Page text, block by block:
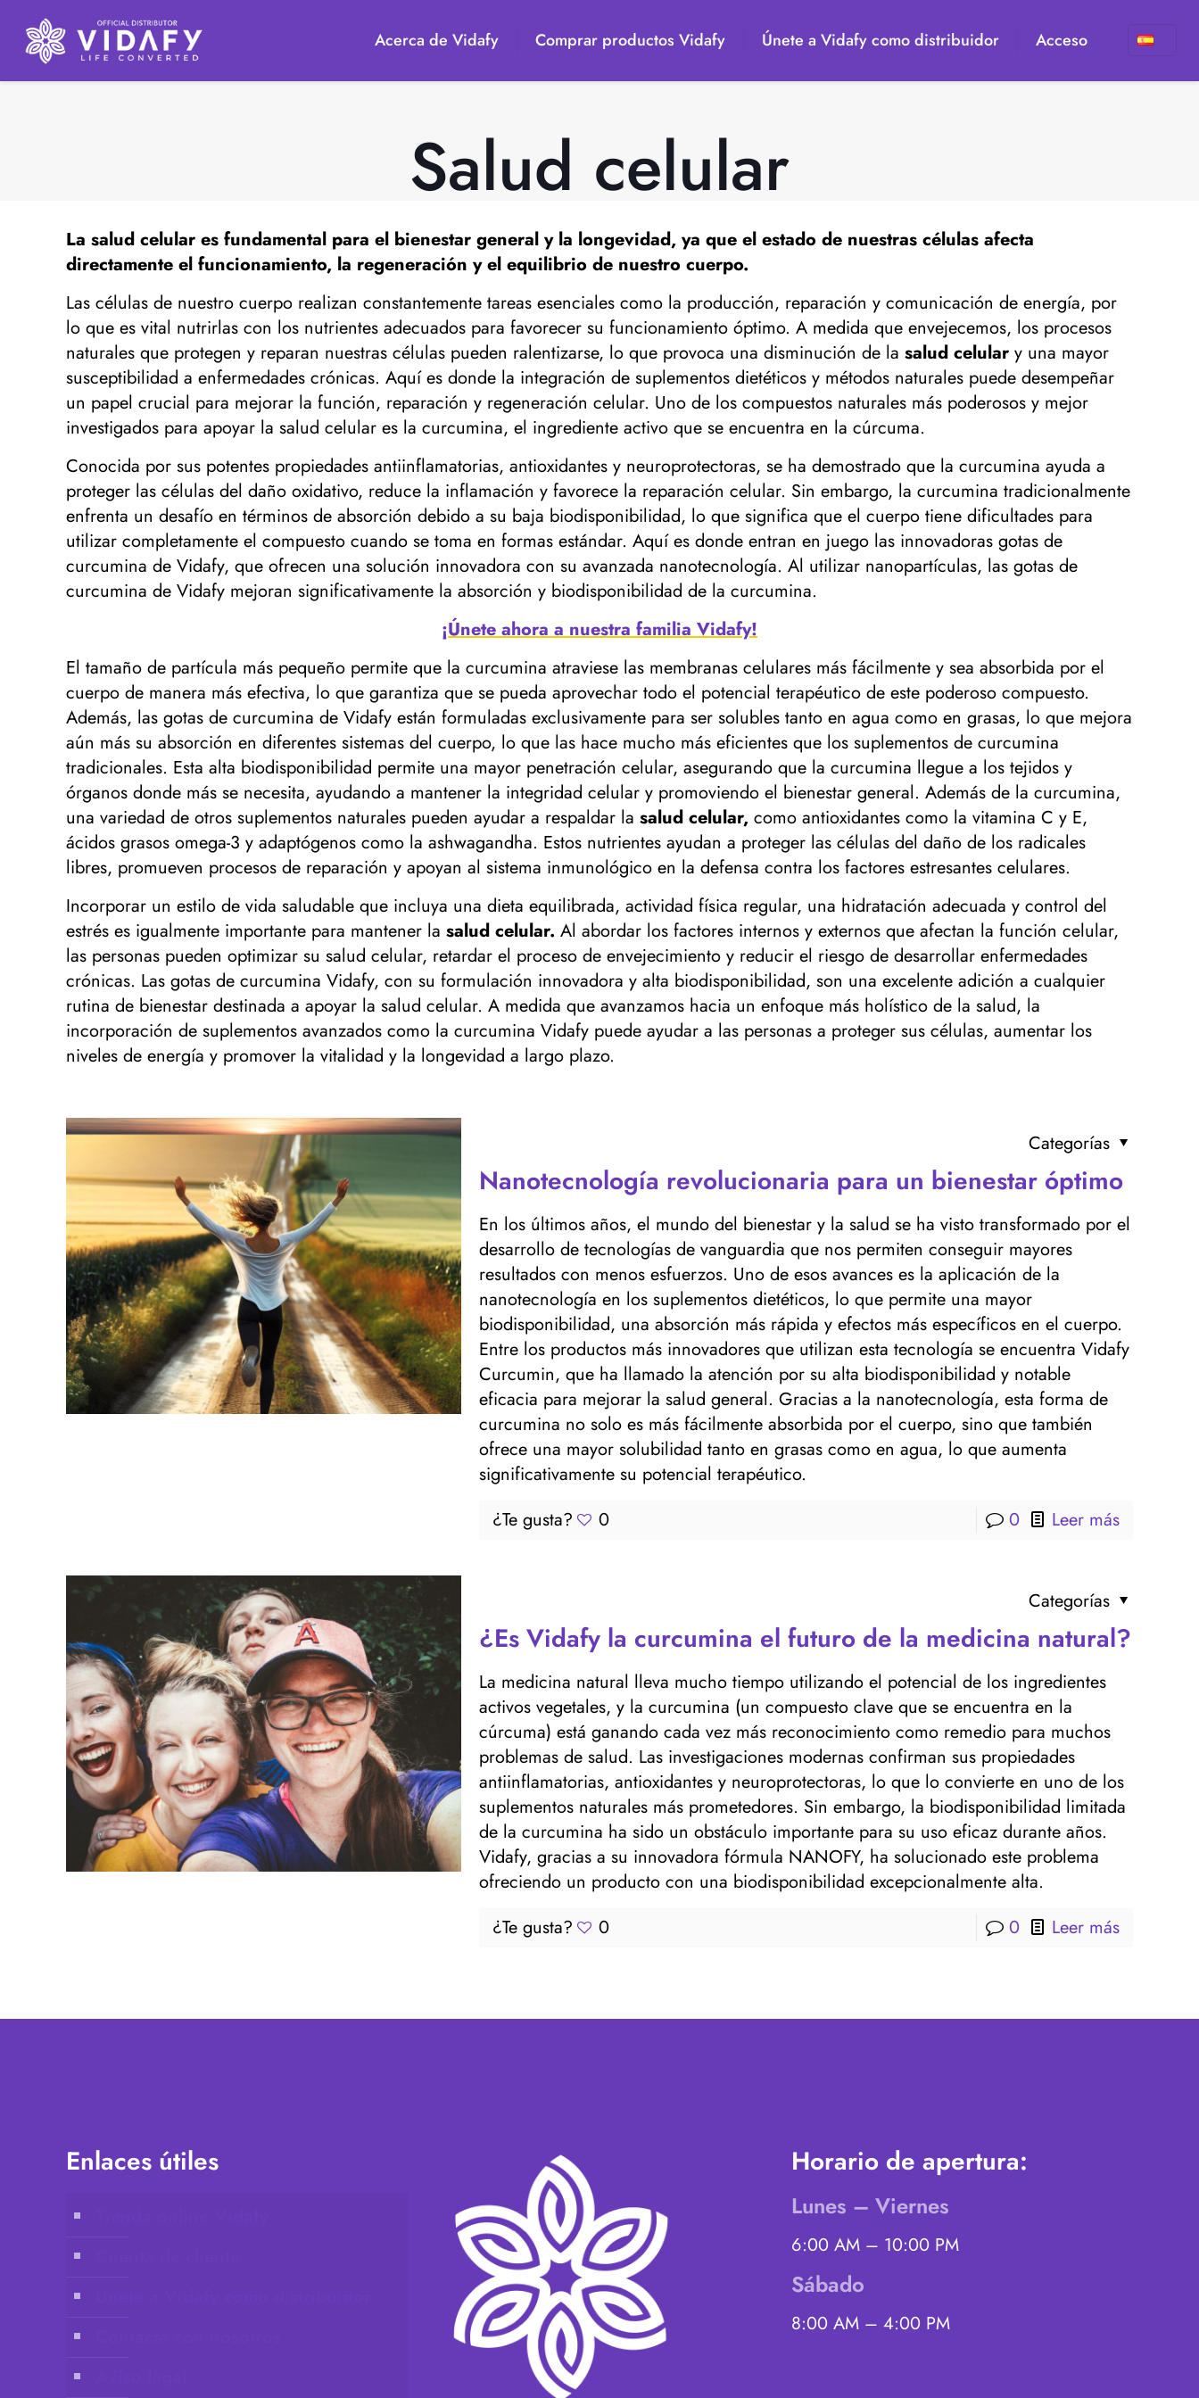
Acerca de Vidafy Comprar productos Vidafy Únete a Vidafy como distribuidor Acceso
Salud celular
Lasalud celular es fundamental para el bienestar general y la longevidad, ya que el estado de nuestras células afecta
directamente el funcionamiento, la regeneración y el equilibrio de nuestro cuerpo.
Las células de nuestro cuerpo realizan constantemente tareas esenciales como la producción, reparación y comunicación de energía, por
lo que es vital nutrirlas con los nutrientes adecuados para favorecer su funcionamiento óptimo. A medida que envejecemos, los procesos
naturales que protegen y reparan nuestras células pueden ralentizarse, lo que provoca una disminución de lasalud celular y una mayor
susceptibilidad a enfermedades crónicas. Aquí es donde la integración de suplementos dietéticos y métodos naturales puede desempeñar
un papel crucial para mejorar la función, reparación y regeneración celular. Uno de los compuestos naturales más poderosos y mejor
investigados para apoyar la salud celular es la curcumina, el ingrediente activo que se encuentra en la cúrcuma.
Conocida por sus potentes propiedades antiinflamatorias, antioxidantes y neuroprotectoras, se ha demostrado que la curcumina ayuda a
proteger las células del daño oxidativo, reduce la inflamación y favorece la reparación celular. Sin embargo, la curcumina tradicionalmente
enfrenta un desafío en términos de absorción debido a su baja biodisponibilidad, lo que significa que el cuerpo tiene dificultades para
utilizar completamente el compuesto cuando se toma en formas estándar. Aquí es donde entran en juego las innovadoras gotas de
curcumina de Vidafy, que ofrecen una solución innovadora con su avanzada nanotecnología. Al utilizar nanopartículas, las gotas de
curcumina de Vidafy mejoran significativamente la absorción y biodisponibilidad de la curcumina.
¡Únete ahora a nuestra familia Vidafy!
El tamaño de partícula más pequeño permite que la curcumina atraviese las membranas celulares más fácilmente y sea absorbida por el
cuerpo de manera más efectiva, lo que garantiza que se pueda aprovechar todo el potencial terapéutico de este poderoso compuesto.
Además, las gotas de curcumina de Vidafy están formuladas exclusivamente para ser solubles tanto en agua como en grasas, lo que mejora
aún más su absorción en diferentes sistemas del cuerpo, lo que las hace mucho más eficientes que los suplementos de curcumina
tradicionales. Esta alta biodisponibilidad permite una mayor penetración celular, asegurando que la curcumina llegue a los tejidos y
órganos donde más se necesita, ayudando a mantener la integridad celular y promoviendo el bienestar general. Además de la curcumina,
una variedad de otros suplementos naturales pueden ayudar a respaldar lasalud celular, como antioxidantes como la vitamina C y E,
ácidos grasos omega-3 y adaptógenos como la ashwagandha. Estos nutrientes ayudan a proteger las células del daño de los radicales
libres, promueven procesos de reparación y apoyan al sistema inmunológico en la defensa contra los factores estresantes celulares.
Incorporar un estilo de vida saludable que incluya una dieta equilibrada, actividad física regular, una hidratación adecuada y control del
estrés es igualmente importante para mantener lasalud celular. Al abordar los factores internos y externos que afectan la función celular,
las personas pueden optimizar su salud celular, retardar el proceso de envejecimiento y reducir el riesgo de desarrollar enfermedades
crónicas. Las gotas de curcumina Vidafy, con su formulación innovadora y alta biodisponibilidad, son una excelente adición a cualquier
rutina de bienestar destinada a apoyar la salud celular. A medida que avanzamos hacia un enfoque más holístico de la salud, la
incorporación de suplementos avanzados como la curcumina Vidafy puede ayudar a las personas a proteger sus células, aumentar los
niveles de energía y promover la vitalidad y la longevidad a largo plazo.
Categorías
Nanotecnología revolucionaria para un bienestar óptimo
En los últimos años, el mundo del bienestar y la salud se ha visto transformado por el
desarrollo de tecnologías de vanguardia que nos permiten conseguir mayores
resultados con menos esfuerzos. Uno de esos avances es la aplicación de la
nanotecnología en los suplementos dietéticos, lo que permite una mayor
biodisponibilidad, una absorción más rápida y efectos más específicos en el cuerpo.
Entre los productos más innovadores que utilizan esta tecnología se encuentra Vidafy
Curcumin, que ha llamado la atención por su alta biodisponibilidad y notable
eficacia para mejorar la salud general. Gracias a la nanotecnología, esta forma de
curcumina no solo es más fácilmente absorbida por el cuerpo, sino que también
ofrece una mayor solubilidad tanto en grasas como en agua, lo que aumenta
significativamente su potencial terapéutico.
¿Te gusta?
0 0 Leer más
Categorías
¿Es Vidafy la curcumina el futuro de la medicina natural?
La medicina natural lleva mucho tiempo utilizando el potencial de los ingredientes
activos vegetales, y la curcumina (un compuesto clave que se encuentra en la
cúrcuma) está ganando cada vez más reconocimiento como remedio para muchos
problemas de salud. Las investigaciones modernas confirman sus propiedades
antiinflamatorias, antioxidantes y neuroprotectoras, lo que lo convierte en uno de los
suplementos naturales más prometedores. Sin embargo, la biodisponibilidad limitada
de la curcumina ha sido un obstáculo importante para su uso eficaz durante años.
Vidafy, gracias a su innovadora fórmula NANOFY, ha solucionado este problema
ofreciendo un producto con una biodisponibilidad excepcionalmente alta.
¿Te gusta?
0 0 Leer más
Enlaces útiles Horario de apertura:
Lunes – Viernes
6:00 AM – 10:00 PM
Sábado
8:00 AM – 4:00 PM